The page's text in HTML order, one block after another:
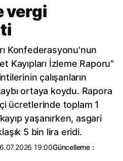
vergi
Konfederasyonu'nun
Kayıpları İzleme Raporu"
çalışanların
ortaya koydu. Rapora
ücretlerinde toplam 1
yaşanırken, asgari
5 bin lira eridi.
19:00Güncelleme :